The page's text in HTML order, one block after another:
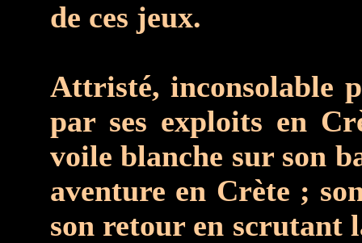
de ces jeux.
Attristé, inconsolable
par ses exploits en
voile blanche sur son
aventure en Crète ;
son retour en scrutant